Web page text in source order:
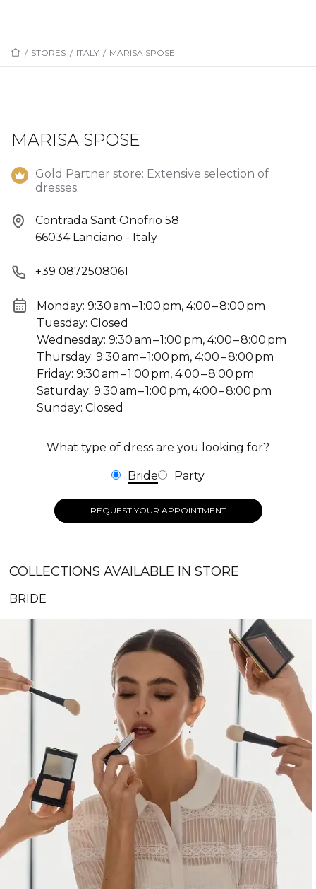
/ STORES / ITALY / MARISA SPOSE
MARISA SPOSE
Gold Partner store: Extensive selection of
dresses.
Contrada Sant Onofrio 58
66034 Lanciano - Italy
+39 0872508061
Monday: 9:30 am – 1:00 pm, 4:00 – 8:00 pm
Tuesday: Closed
Wednesday: 9:30 am – 1:00 pm, 4:00 – 8:00 pm
Thursday: 9:30 am – 1:00 pm, 4:00 – 8:00 pm
Friday: 9:30 am – 1:00 pm, 4:00 – 8:00 pm
Saturday: 9:30 am – 1:00 pm, 4:00 – 8:00 pm
Sunday: Closed
What type of dress are you looking for?
Bride Party
REQUEST YOUR APPOINTMENT
COLLECTIONS AVAILABLE IN STORE
BRIDE